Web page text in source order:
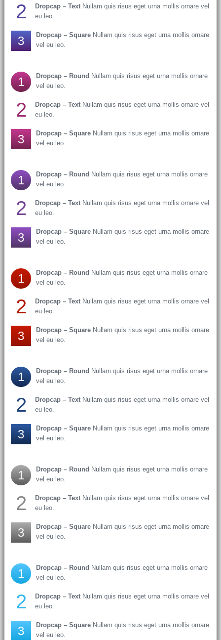
2 Dropcap – TextNullam quis risus eget urna mollis ornare vel
eu leo.
3 Dropcap – SquareNullam quis risus eget urna mollis ornare
vel eu leo.
1 Dropcap – Round Nullam quis risus eget urna mollis ornare
vel eu leo.
2 Dropcap – TextNullam quis risus eget urna mollis ornare vel
eu leo.
3 Dropcap – SquareNullam quis risus eget urna mollis ornare
vel eu leo.
1 Dropcap – Round Nullam quis risus eget urna mollis ornare
vel eu leo.
2 Dropcap – TextNullam quis risus eget urna mollis ornare vel
eu leo.
3 Dropcap – SquareNullam quis risus eget urna mollis ornare
vel eu leo.
1 Dropcap – Round Nullam quis risus eget urna mollis ornare
vel eu leo.
2 Dropcap – TextNullam quis risus eget urna mollis ornare vel
eu leo.
3 Dropcap – SquareNullam quis risus eget urna mollis ornare
vel eu leo.
1 Dropcap – Round Nullam quis risus eget urna mollis ornare
vel eu leo.
2 Dropcap – TextNullam quis risus eget urna mollis ornare vel
eu leo.
3 Dropcap – SquareNullam quis risus eget urna mollis ornare
vel eu leo.
1 Dropcap – Round Nullam quis risus eget urna mollis ornare
vel eu leo.
2 Dropcap – TextNullam quis risus eget urna mollis ornare vel
eu leo.
3 Dropcap – SquareNullam quis risus eget urna mollis ornare
vel eu leo.
1 Dropcap – Round Nullam quis risus eget urna mollis ornare
vel eu leo.
2 Dropcap – TextNullam quis risus eget urna mollis ornare vel
eu leo.
3 Dropcap – SquareNullam quis risus eget urna mollis ornare
vel eu leo.